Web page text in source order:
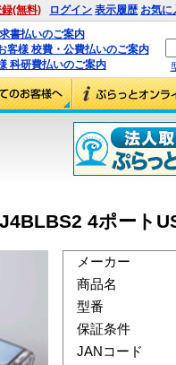
(無料) ログイン 表示履歴 お気に
書払いのご案内
客様 校費・公費払いのご案内
科研費払いのご案内
4ポート
メーカー
商品名
型番
保証条件
JANコード